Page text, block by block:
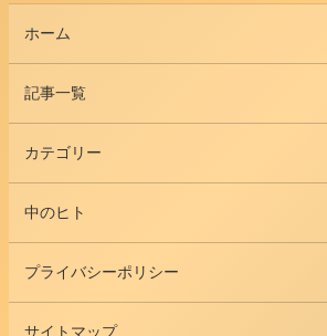
ホーム
記事一覧
カテゴリー
中のヒト
プライバシーポリシー
サイトマップ